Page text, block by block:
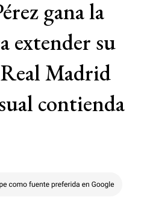
gana la
extender su
Madrid
contienda